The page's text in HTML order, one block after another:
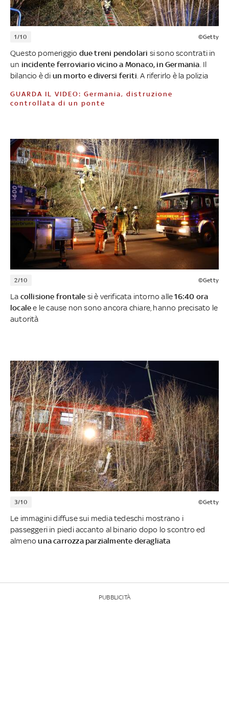
1/10 ©Getty
Questo pomeriggio due treni pendolari si sono scontrati in
un incidente ferroviario vicino a Monaco, in Germania . Il
bilancio è di un morto e diversi feriti . A riferirlo è la polizia
GUARDA IL VIDEO: Germania, distruzione
controllata di un ponte
2/10 ©Getty
La collisione frontale si è verificata intorno alle16:40 ora
localee le cause non sono ancora chiare, hanno precisato le
autorità
3/10 ©Getty
Le immagini diffuse sui media tedeschi mostrano i
passeggeri in piedi accanto al binario dopo lo scontro ed
almenouna carrozza parzialmente deragliata
PUBBLICITÀ